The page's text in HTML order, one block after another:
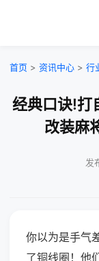
首页 > 资讯中心 > 行
经典口诀!打
改装麻
发
你以为是手气
了铜线圈！他